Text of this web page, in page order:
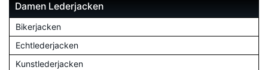
Damen Lederjacken
Bikerjacken
Echtlederjacken
Kunstlederjacken